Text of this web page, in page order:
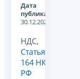
Дата
публикации:
30.12.2025
НДС,
Статья
164 НК
РФ